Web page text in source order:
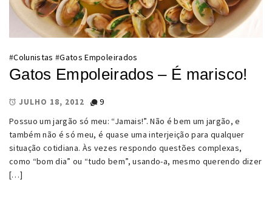
#Colunistas #Gatos Empoleirados
Gatos Empoleirados – É marisco!
JULHO 18, 2012
9
Possuo um jargão só meu: “Jamais!”. Não é bem um jargão, e
também não é só meu, é quase uma interjeição para qualquer
situação cotidiana. Às vezes respondo questões complexas,
como “bom dia” ou “tudo bem”, usando-a, mesmo querendo dizer
[…]